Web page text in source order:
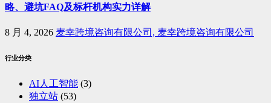
略、避坑FAQ及标杆机构实力详解
8 月 4, 2026 麦幸跨境咨询有限公司, 麦幸跨境咨询有限公司
行业分类
AI人工智能 (3)
独立站 (53)